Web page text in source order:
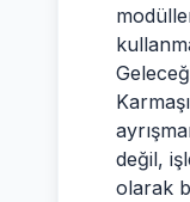
değil,
olarak